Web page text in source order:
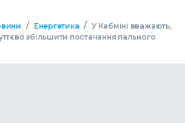
/ Енергетика / У Кабміні вважають,
збільшити постачання пального